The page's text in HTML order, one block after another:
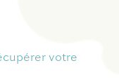
votre